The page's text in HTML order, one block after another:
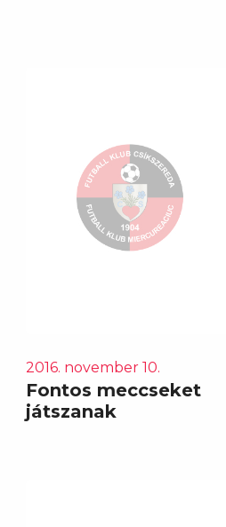
2016. november 10.
Fontos meccseket
játszanak